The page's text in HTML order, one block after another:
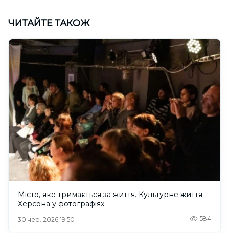
ЧИТАЙТЕ ТАКОЖ
Місто, яке тримається за життя. Культурне життя
Херсона у фотографіях
30 чер. 2026 19:50 584